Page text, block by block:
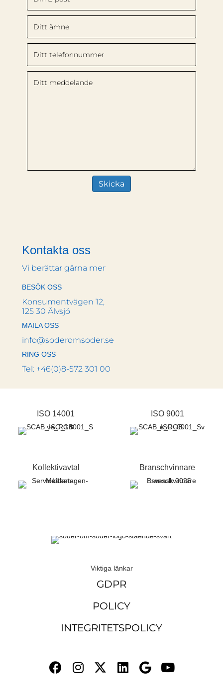
Kontakta oss
Vi berättar gärna mer
BESÖK OSS
Konsumentvägen 12,
125 30 Älvsjö
MAILA OSS
info@soderomsoder.se
RING OSS
Tel: +46(0)8-572 301 00
ISO 14001 ISO 9001
Kollektivavtal Branschvinnare
Viktiga länkar
GDPR
POLICY
INTEGRITETSPOLICY